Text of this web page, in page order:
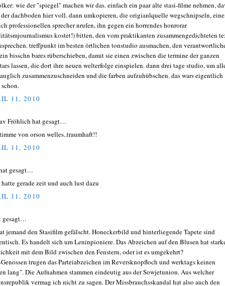
wie der "spiegel" machen wir das. einfach ein paar alte stasi-filme nehmen,
dachboden hier voll. dann umkopieren, die origianlquelle wegschnipseln,
professionellen sprecher nrufen, ihn gegen ein horrendes honrorar
kostet!) bitten, den vom praktikanten zusammengedichteten
treffpunkt im besten örtlichen tonstudio ausmachen, den
bisschn bares rüberschieben, damit sie einen zwischen die termine der ganzen
lassen, die dort ihre neuen welterfolge einspielen. dann drei tage studio, um
zusammenzuschneiden und die farben aufzuhübschen. das wars eigentlich
11, 2010
Fröhlich hat gesagt…
von orson welles..traumhaft!!
11, 2010
gesagt…
hatte gerade zeit und auch lust dazu
11, 2010
gesagt…
jemand den Stasifilm gefälscht. Honeckerbild und hinterliegende Tapete sind
Es handelt sich um Leninpioniere. Das Abzeichen auf den Blusen hat
mit dem Bild zwischen den Fenstern, oder ist es umgekehrt?
trugen das Parteiabzeichen im Reversknopfloch und werktags keinen
lang". Die Aufnahmen stammen eindeutig aus der Sowjetunion. Aus welcher
vermag ich nicht zu sagen. Der Missbrauchsskandal hat also auch den